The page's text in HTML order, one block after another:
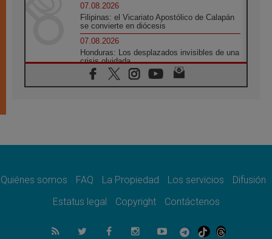
07.08.2026
Filipinas: el Vicariato Apostólico de Calapán
se convierte en diócesis
07.08.2026
Honduras: Los desplazados invisibles de una
crisis olvidada
07.08.2026
Bokalic: "En Argentina el Papa León señalará
07.08.2026
07.08.2026
Universidades Católicas: «Exercises in
07.08.2026
Fortunatus Nwachukwu: la comunicación
Quiénes somos FAQ La Propiedad Los servicios
Difusión
Estatus legal
Copyright Contáctenos